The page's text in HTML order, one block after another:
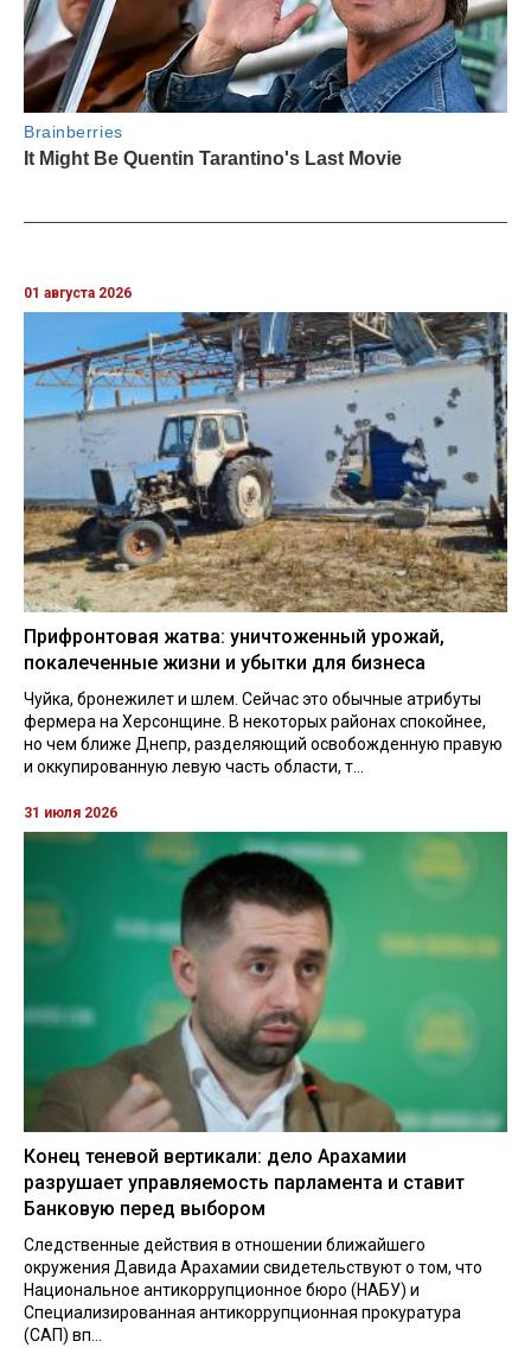
01 августа 2026
Прифронтовая жатва: уничтоженный урожай,
покалеченные жизни и убытки для бизнеса
Чуйка, бронежилет и шлем. Сейчас это обычные атрибуты
фермера на Херсонщине. В некоторых районах спокойнее,
но чем ближе Днепр, разделяющий освобожденную правую
и оккупированную левую часть области, т...
31 июля 2026
Конец теневой вертикали: дело Арахамии
разрушает управляемость парламента и ставит
Банковую перед выбором
Следственные действия в отношении ближайшего
окружения Давида Арахамии свидетельствуют о том, что
Национальное антикоррупционное бюро (НАБУ) и
Специализированная антикоррупционная прокуратура
(САП) вп...